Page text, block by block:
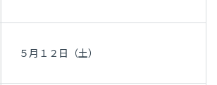
５月１２日（土）